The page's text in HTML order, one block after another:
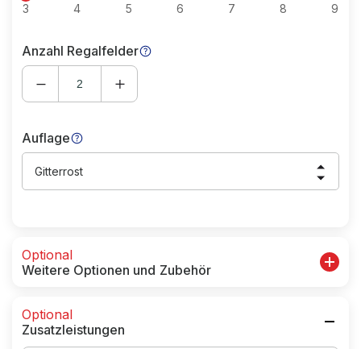
3 4 5 6 7 8 9
Anzahl Regalfelder
Auflage
Gitterrost
Optional
Weitere Optionen und Zubehör
Optional
Zusatzleistungen